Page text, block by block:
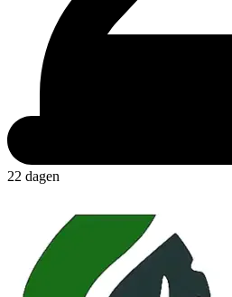
22 dagen